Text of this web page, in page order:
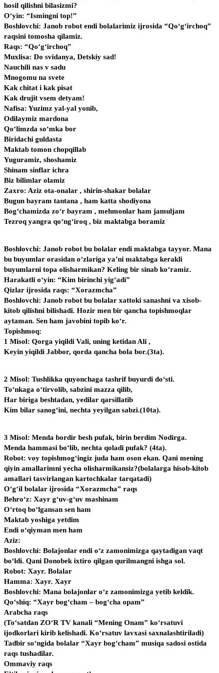
hosil qilishni bilasizmi?
O‘yin: “Ismingni top!”
Boshlovchi: Janob robot endi bolalarimiz ijrosida “Qo‘g‘irchoq”
raqsini tomosha qilamiz.
Raqs: “Qo‘g‘irchoq”
Muxlisa: Do svidanya, Detskiy sad!
Nauchili nas v sadu
Mnogomu na svete
Kak chitat i kak pisat
Kak drujit vsem detyam!
Nafisa: Yuzimz yal-yal yonib,
Odilaymiz mardona
Qo‘limzda so‘mka bor
Biridachi guldasta
Maktab tomon chopqillab
Yuguramiz, shoshamiz
Shinam sinflar ichra
Biz bilimlar olamiz
Zaxro: Aziz ota-onalar , shirin-shakar bolalar
Bugun bayram tantana , ham katta shodiyona
Bog‘chamizda zo‘r bayram , mehmonlar ham jamuljam
Tezroq yangra qo‘ng‘iroq , biz maktabga boramiz
Boshlovchi: Janob robot bu bolalar endi maktabga tayyor. Mana
bu buyumlar orasidan o‘zlariga ya’ni maktabga kerakli
buyumlarni topa olisharmikan? Keling bir sinab ko‘ramiz.
Harakatli o‘yin: “Kim birinchi yig‘adi”
Qizlar ijrosida raqs: “Xorazmcha”
Boshlovchi: Janob robot bu bolalar xattoki sanashni va xisob-
kitob qilishni bilishadi. Hozir men bir qancha topishmoqlar
aytaman. Sen ham javobini topib ko‘r.
Topishmoq:
1 Misol: Qorga yiqildi Vali, uning ketidan Ali ,
Keyin yiqildi Jabbor, qorda qancha bola bor.(3ta).
2 Misol: Tushlikka quyonchaga tashrif buyurdi do‘sti.
To‘nkaga o‘tirvolib, sabzini mazza qilib,
Har biriga beshtadan, yedilar qarsillatib
Kim bilar sanog‘ini, nechta yeyilgan sabzi.(10ta).
3 Misol: Menda bordir besh pufak, birin berdim Nodirga.
Menda hammasi bo‘lib, nechta qoladi pufak? (4ta).
Robot: voy topishmog‘ingiz juda ham oson ekan. Qani mening
qiyin amallarimni yecha olisharmikansiz?(bolalarga hisob-kitob
amallari tasvirlangan kartochkalar tarqatadi)
O‘g‘il bolalar ijrosida “Xorazmcha” raqs
Behro‘z: Xayr g‘uv-g‘uv mashinam
O‘rtoq bo‘lgansan sen ham
Maktab yoshiga yetdim
Endi o‘qiyman men ham
Aziz:
Boshlovchi: Bolajonlar endi o‘z zamonimizga qaytadigan vaqt
bo‘ldi. Qani Donobek ixtiro qilgan qurilmangni ishga sol.
Robot: Xayr. Bolalar
Hamma: Xayr. Xayr
Boshlovchi: Mana bolajonlar o‘z zamonimizga yetib keldik.
Qo‘shiq: “Xayr bog‘cham – bog‘cha opam”
Arabcha raqs
(To‘satdan ZO‘R TV kanali “Mening Onam” ko‘rsatuvi
ijodkorlari kirib kelishadi. Ko‘rsatuv lavxasi saxnalashtiriladi)
Tadbir so‘ngida bolalar “Xayr bog‘cham” musiqa sadosi ostida
raqs tushadilar.
Ommaviy raqs